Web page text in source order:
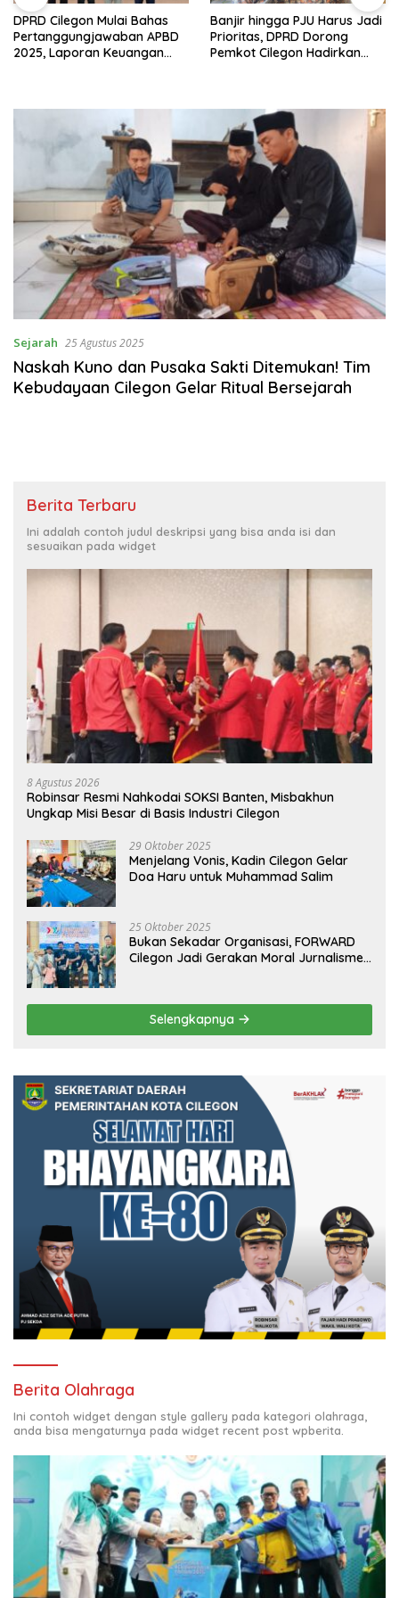
DPRD Cilegon Mulai Bahas
Pertanggungjawaban APBD
2025, Laporan Keuangan
Banjir hingga PJU Harus Jadi
Prioritas, DPRD Dorong
Pemkot Cilegon Hadirkan
Sejarah 25 Agustus 2025
Naskah Kuno dan Pusaka Sakti Ditemukan! Tim
Kebudayaan Cilegon Gelar Ritual Bersejarah
Berita Terbaru
Ini adalah contoh judul deskripsi yang bisa anda isi dan
sesuaikan pada widget
8 Agustus 2026
Robinsar Resmi Nahkodai SOKSI Banten, Misbakhun
Ungkap Misi Besar di Basis Industri Cilegon
29 Oktober 2025
Menjelang Vonis, Kadin Cilegon Gelar
Doa Haru untuk Muhammad Salim
25 Oktober 2025
Bukan Sekadar Organisasi, FORWARD
Cilegon Jadi Gerakan Moral Jurnalisme
Selengkapnya
Berita Olahraga
Ini contoh widget dengan style gallery pada kategori olahraga,
anda bisa mengaturnya pada widget recent post wpberita.